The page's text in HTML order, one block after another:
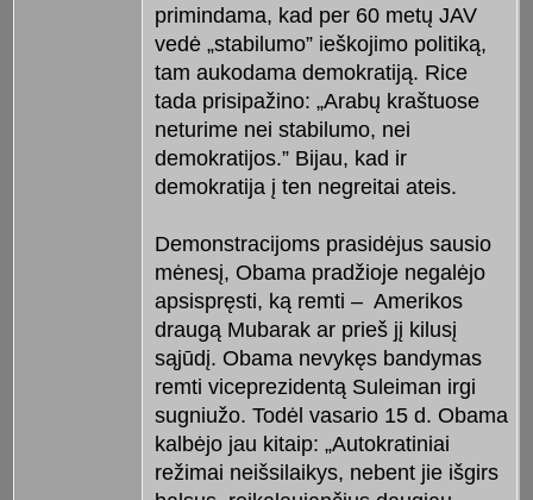
primindama, kad per 60 metų JAV
vedė „stabilumo” ieškojimo politiką,
tam aukodama demokratiją. Rice
tada prisipažino: „Arabų kraštuose
neturime nei stabilumo, nei
demokratijos.” Bijau, kad ir
demokratija į ten negreitai ateis.
Demonstracijoms prasidėjus sausio
mėnesį, Obama pradžioje negalėjo
apsispręsti, ką remti – Amerikos
draugą Mubarak ar prieš jį kilusį
sąjūdį. Obama nevykęs bandymas
remti viceprezidentą Suleiman irgi
sugniužo. Todėl vasario 15 d. Obama
kalbėjo jau kitaip: „Autokratiniai
režimai neišsilaikys, nebent jie išgirs